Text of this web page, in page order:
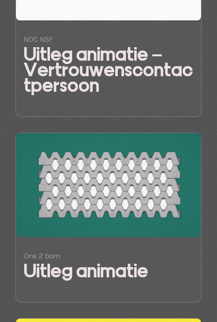
NOC NSF
Uitleg animatie –
Vertrouwenscontac
tpersoon
One 2 born
Uitleg animatie